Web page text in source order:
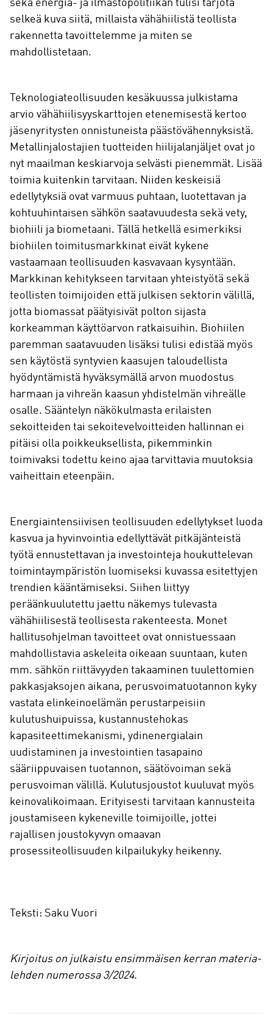
sekä energia- ja ilmastopolitiikan tulisi tarjota
selkeä kuva siitä, millaista vähähiilistä teollista
rakennetta tavoittelemme ja miten se
mahdollistetaan.
Teknologiateollisuuden kesäkuussa julkistama
arvio vähähiilisyyskarttojen etenemisestä kertoo
jäsenyritysten onnistuneista päästövähennyksistä.
Metallinjalostajien tuotteiden hiilijalanjäljet ovat jo
nyt maailman keskiarvoja selvästi pienemmät. Lisää
toimia kuitenkin tarvitaan. Niiden keskeisiä
edellytyksiä ovat varmuus puhtaan, luotettavan ja
kohtuuhintaisen sähkön saatavuudesta sekä vety,
biohiili ja biometaani. Tällä hetkellä esimerkiksi
biohiilen toimitusmarkkinat eivät kykene
vastaamaan teollisuuden kasvavaan kysyntään.
Markkinan kehitykseen tarvitaan yhteistyötä sekä
teollisten toimijoiden että julkisen sektorin välillä,
jotta biomassat päätyisivät polton sijasta
korkeamman käyttöarvon ratkaisuihin. Biohiilen
paremman saatavuuden lisäksi tulisi edistää myös
sen käytöstä syntyvien kaasujen taloudellista
hyödyntämistä hyväksymällä arvon muodostus
harmaan ja vihreän kaasun yhdistelmän vihreälle
osalle. Sääntelyn näkökulmasta erilaisten
sekoitteiden tai sekoitevelvoitteiden hallinnan ei
pitäisi olla poikkeuksellista, pikemminkin
toimivaksi todettu keino ajaa tarvittavia muutoksia
vaiheittain eteenpäin.
Energiaintensiivisen teollisuuden edellytykset luoda
kasvua ja hyvinvointia edellyttävät pitkäjänteistä
työtä ennustettavan ja investointeja houkuttelevan
toimintaympäristön luomiseksi kuvassa esitettyjen
trendien kääntämiseksi. Siihen liittyy
peräänkuulutettu jaettu näkemys tulevasta
vähähiilisestä teollisesta rakenteesta. Monet
hallitusohjelman tavoitteet ovat onnistuessaan
mahdollistavia askeleita oikeaan suuntaan, kuten
mm. sähkön riittävyyden takaaminen tuulettomien
pakkasjaksojen aikana, perusvoimatuotannon kyky
vastata elinkeinoelämän perustarpeisiin
kulutushuipuissa, kustannustehokas
kapasiteettimekanismi, ydinenergialain
uudistaminen ja investointien tasapaino
sääriippuvaisen tuotannon, säätövoiman sekä
perusvoiman välillä. Kulutusjoustot kuuluvat myös
keinovalikoimaan. Erityisesti tarvitaan kannusteita
joustamiseen kykeneville toimijoille, jottei
rajallisen joustokyvyn omaavan
prosessiteollisuuden kilpailukyky heikenny.
Teksti: Saku Vuori
Kirjoitus on julkaistu ensimmäisen kerran materia-
lehden numerossa 3/2024.